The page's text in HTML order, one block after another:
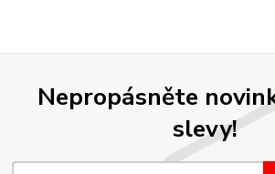
Nepropásněte
slevy!